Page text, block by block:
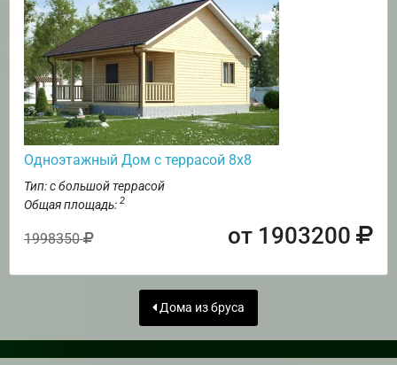
Одноэтажный Дом с террасой 8х8
Тип: с большой террасой
Общая площадь: 2
1998350 от 1903200
Дома из бруса